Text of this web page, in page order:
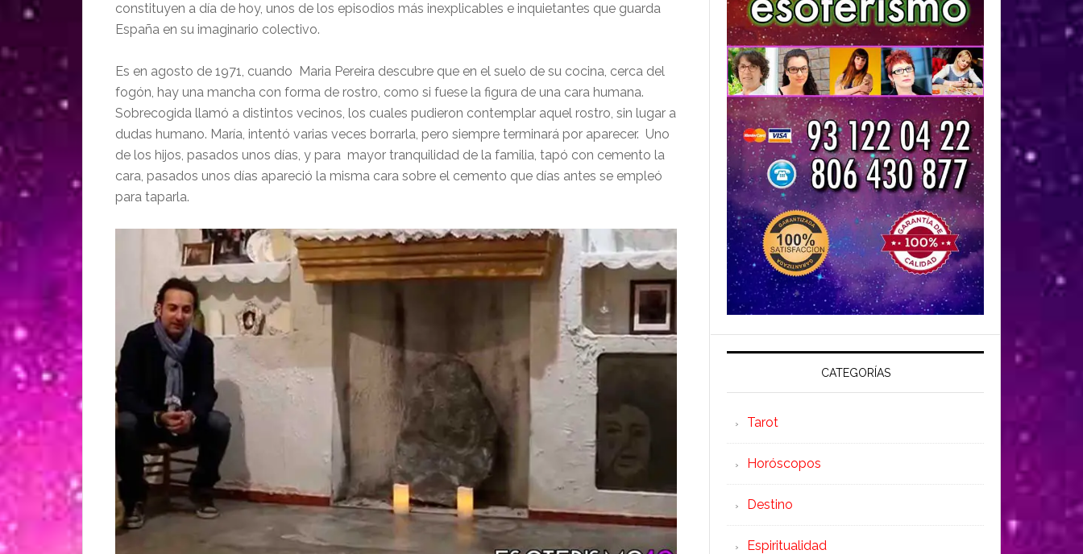
constituyen a día de hoy, unos de los episodios más inexplicables e inquietantes que guarda
España en su imaginario colectivo.
Es en agosto de 1971, cuando Maria Pereira descubre que en el suelo de su cocina, cerca del
fogón, hay una mancha con forma de rostro, como si fuese la figura de una cara humana.
Sobrecogida llamó a distintos vecinos, los cuales pudieron contemplar aquel rostro, sin lugar a
dudas humano. María, intentó varias veces borrarla, pero siempre terminará por aparecer. Uno
de los hijos, pasados unos días, y para mayor tranquilidad de la familia, tapó con cemento la
cara, pasados unos días apareció la misma cara sobre el cemento que días antes se empleó
para taparla.
CATEGORÍAS
Tarot
Horóscopos
Destino
Espiritualidad